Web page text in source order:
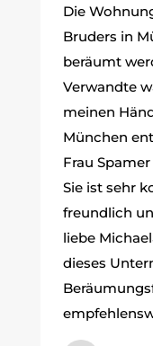
Die
Bruders in
beräumt
Verwandte
meinen
München
Frau
Sie ist sehr
freundlich
liebe
dieses